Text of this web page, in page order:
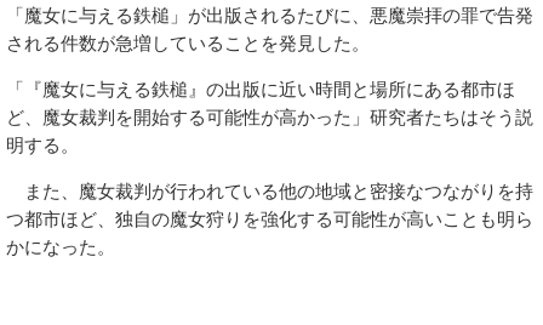
「魔女に与える鉄槌」が出版されるたびに、悪魔崇拝の罪で告発
される件数が急増していることを発見した。
「『魔女に与える鉄槌』の出版に近い時間と場所にある都市ほ
ど、魔女裁判を開始する可能性が高かった」研究者たちはそう説
明する。
また、魔女裁判が行われている他の地域と密接なつながりを持
つ都市ほど、独自の魔女狩りを強化する可能性が高いことも明ら
かになった。